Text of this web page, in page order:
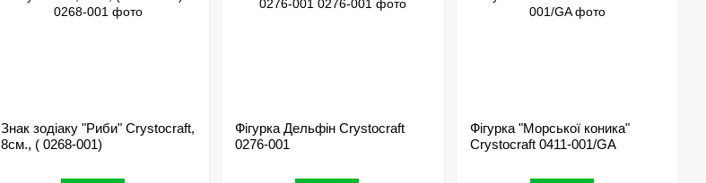
Знак зодіаку "Риби" Crystocraft,
8см., ( 0268-001)
Фігурка Дельфін Crystocraft
0276-001
Фігурка "Морської коника"
Crystocraft 0411-001/GA